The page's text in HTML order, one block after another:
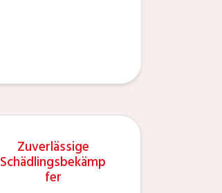
Zuverlässige
Schädlingsbekämp
fer